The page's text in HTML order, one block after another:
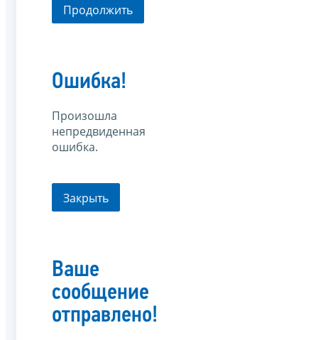
Продолжить
Ошибка!
Произошла
непредвиденная
ошибка.
Закрыть
Ваше
сообщение
отправлено!